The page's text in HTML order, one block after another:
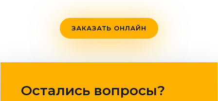
ЗАКАЗАТЬ ОНЛАЙН
Остались вопросы?